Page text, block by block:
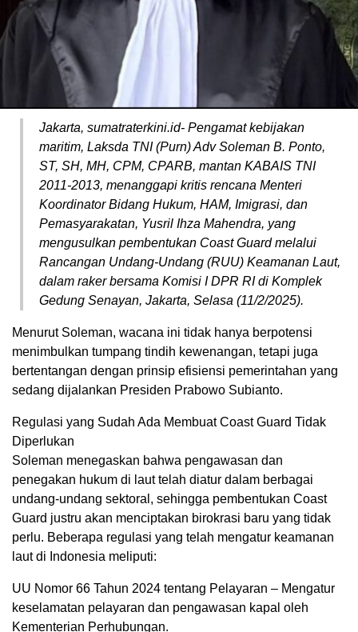
Jakarta, sumatraterkini.id- Pengamat kebijakan
maritim, Laksda TNI (Purn) Adv Soleman B. Ponto,
ST, SH, MH, CPM, CPARB, mantan KABAIS TNI
2011-2013, menanggapi kritis rencana Menteri
Koordinator Bidang Hukum, HAM, Imigrasi, dan
Pemasyarakatan, Yusril Ihza Mahendra, yang
mengusulkan pembentukan Coast Guard melalui
Rancangan Undang-Undang (RUU) Keamanan Laut,
dalam raker bersama Komisi I DPR RI di Komplek
Gedung Senayan, Jakarta, Selasa (11/2/2025).
Menurut Soleman, wacana ini tidak hanya berpotensi
menimbulkan tumpang tindih kewenangan, tetapi juga
bertentangan dengan prinsip efisiensi pemerintahan yang
sedang dijalankan Presiden Prabowo Subianto.
Regulasi yang Sudah Ada Membuat Coast Guard Tidak
Diperlukan
Soleman menegaskan bahwa pengawasan dan
penegakan hukum di laut telah diatur dalam berbagai
undang-undang sektoral, sehingga pembentukan Coast
Guard justru akan menciptakan birokrasi baru yang tidak
perlu. Beberapa regulasi yang telah mengatur keamanan
laut di Indonesia meliputi:
UU Nomor 66 Tahun 2024 tentang Pelayaran – Mengatur
keselamatan pelayaran dan pengawasan kapal oleh
Kementerian Perhubungan.